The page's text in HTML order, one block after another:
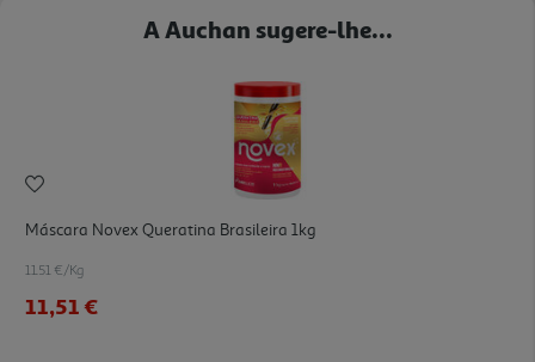
A Auchan sugere-lhe...
Máscara Novex Queratina Brasileira 1kg
11.51 €/Kg
11,51 €